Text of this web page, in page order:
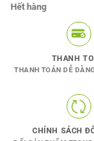
Hết hàng
THANH
THANH TOÁN DỄ
CHÍNH SÁCH